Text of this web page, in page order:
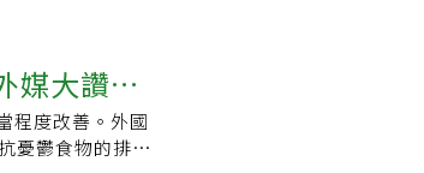
果實，因為外
口感極甜又濃
南瓜裡。7.茴香
點綴，莖可以燉
要用對方法，最
，每日換水，
根部，放入塑膠
後，切成丁狀放
，而她是一個
喝掉，不會拿
攝取足夠蔬
麼可能；然而如
括小黃瓜、芹
媒大讚
程度改善。外國
憂鬱食物的排行